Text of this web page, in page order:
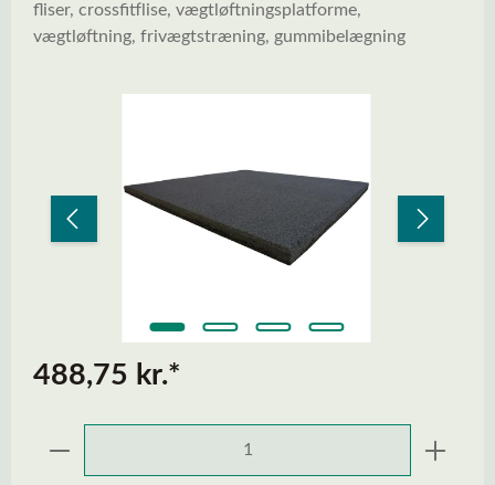
fliser, crossfitflise, vægtløftningsplatforme,
vægtløftning, frivægtstræning, gummibelægning
488,75 kr.*
Produktmængde: Indtast den ønskede